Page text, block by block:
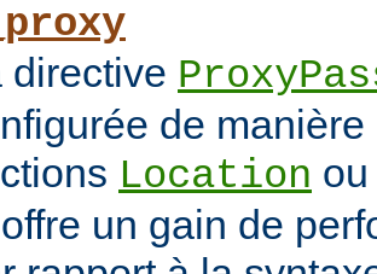
directive
de
Location
un gain de